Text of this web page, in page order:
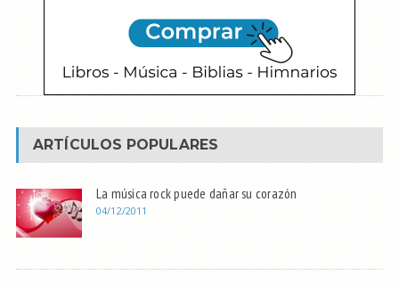
ARTÍCULOS POPULARES
La música rock puede dañar su corazón
04/12/2011